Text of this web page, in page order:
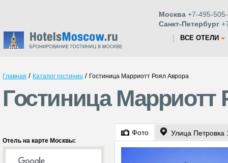
Москва +7-495-
Санкт-Петербург
ВСЕ ОТЕЛИ
Главная / Каталог гостиниц / Гостиница Марриотт Роял Аврора
Гостиница
Отель на карте Москвы:
Фото Улица Петровка